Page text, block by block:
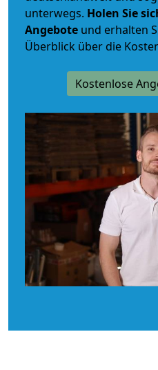
unterwegs. Holen Sie
Angebote und erhalten
Überblick über die
Kostenlose